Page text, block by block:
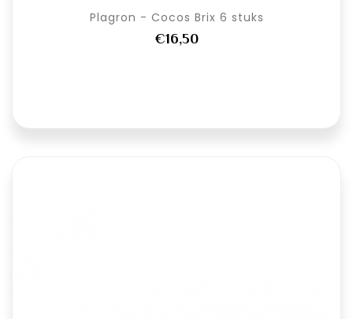
Plagron - Cocos Brix 6 stuks
€16,50